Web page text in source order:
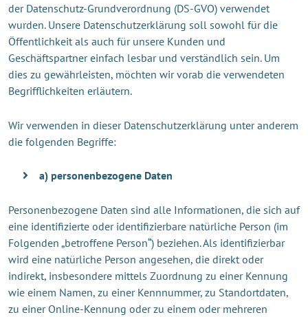
der Datenschutz-Grundverordnung (DS-GVO) verwendet
wurden. Unsere Datenschutzerklärung soll sowohl für die
Öffentlichkeit als auch für unsere Kunden und
Geschäftspartner einfach lesbar und verständlich sein. Um
dies zu gewährleisten, möchten wir vorab die verwendeten
Begrifflichkeiten erläutern.
Wir verwenden in dieser Datenschutzerklärung unter anderem
die folgenden Begriffe:
a) personenbezogene Daten
Personenbezogene Daten sind alle Informationen, die sich auf
eine identifizierte oder identifizierbare natürliche Person (im
Folgenden „betroffene Person“) beziehen. Als identifizierbar
wird eine natürliche Person angesehen, die direkt oder
indirekt, insbesondere mittels Zuordnung zu einer Kennung
wie einem Namen, zu einer Kennnummer, zu Standortdaten,
zu einer Online-Kennung oder zu einem oder mehreren